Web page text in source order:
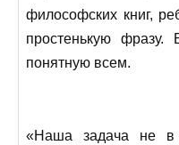
философских книг,
простенькую
понятную всем.
«Наша задача не в